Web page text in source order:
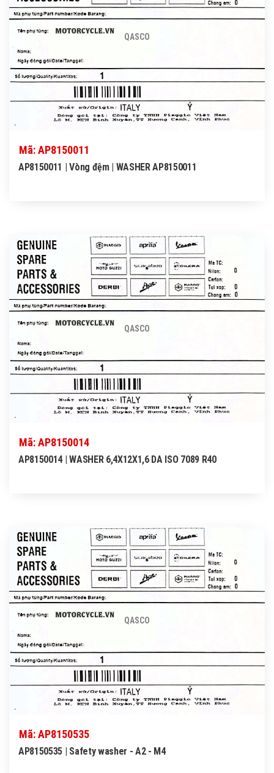
QASCO
Mã: AP8150011
AP8150011 | Vòng đệm | WASHER AP8150011
QASCO
Mã: AP8150014
AP8150014 | WASHER 6,4X12X1,6 DA ISO 7089 R40
QASCO
Mã: AP8150535
AP8150535 | Safety washer - A2 - M4